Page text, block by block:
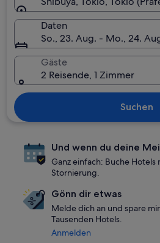
Daten
So., 23. Aug. - Mo., 24.
Gäste
2 Reisende, 1 Zimmer
Suchen
Und wenn du deine
Ganz einfach: Buche Hotels
Stornierung.
Gönn dir etwas
Melde dich an und spare
Tausenden Hotels.
Anmelden